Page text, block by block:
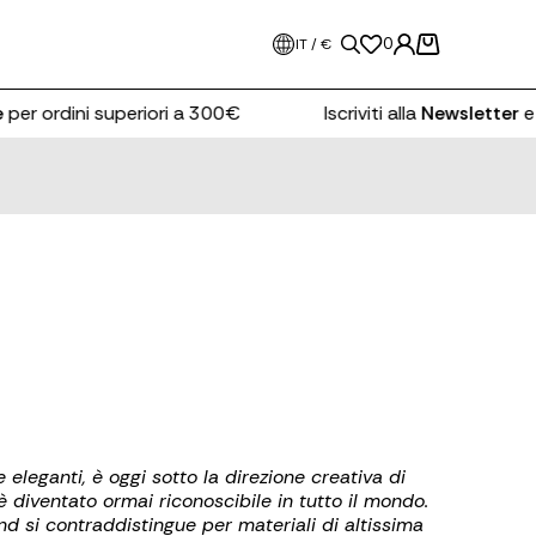
IT / € 0
ordini superiori a 300€ Iscriviti allaNewslettere
è oggi sotto la direzione creativa di
diventato ormai riconoscibile in tutto il mondo.
si contraddistingue per materiali di altissima